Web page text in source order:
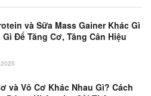
và Sữa Mass Gainer Khác Gì
Để Tăng Cơ, Tăng Cân Hiệu
và Vô Cơ Khác Nhau Gì? Cách